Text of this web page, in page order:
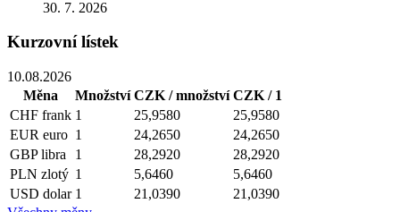
30. 7. 2026
Kurzovní lístek
10.08.2026
Měna
Množství CZK / množství CZK / 1
CHF frank 1 25,9580
25,9580
EUR euro 1 24,2650
24,2650
GBP libra 1 28,2920
28,2920
PLN zlotý 1 5,6460
5,6460
USD dolar 1 21,0390
21,0390